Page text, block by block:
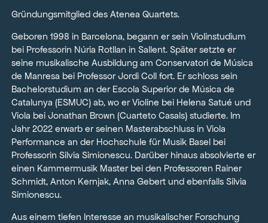
Gründungsmitglied des Atenea Quartets.
Geboren 1998 in Barcelona, begann er sein Violinstudium
bei Professorin Núria Rotllan in Sallent. Später setzte er
seine musikalische Ausbildung am Conservatori de Música
de Manresa bei Professor Jordi Coll fort. Er schloss sein
Bachelorstudium an der Escola Superior de Música de
Catalunya (ESMUC) ab, wo er Violine bei Helena Satué und
Viola bei Jonathan Brown (Cuarteto Casals) studierte. Im
Jahr 2022 erwarb er seinen Masterabschluss in Viola
Performance an der Hochschule für Musik Basel bei
Professorin Silvia Simionescu. Darüber hinaus absolvierte er
einen Kammermusik Master bei den Professoren Rainer
Schmidt, Anton Kernjak, Anna Gebert und ebenfalls Silvia
Simionescu.
Aus einem tiefen Interesse an musikalischer Forschung